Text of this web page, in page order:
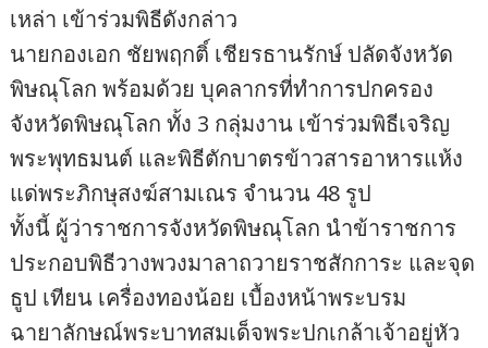
เหล่า เข้าร่วมพิธีดังกล่าว
นายกองเอก ชัยพฤกติ์ เชียรธานรักษ์ ปลัดจังหวัด
พิษณุโลก พร้อมด้วย บุคลากรที่ทำการปกครอง
จังหวัดพิษณุโลก ทั้ง 3 กลุ่มงาน เข้าร่วมพิธีเจริญ
พระพุทธมนต์ และพิธีตักบาตรข้าวสารอาหารแห้ง
แด่พระภิกษุสงฆ์สามเณร จำนวน 48 รูป
ทั้งนี้ ผู้ว่าราชการจังหวัดพิษณุโลก นำข้าราชการ
ประกอบพิธีวางพวงมาลาถวายราชสักการะ และจุด
ธูป เทียน เครื่องทองน้อย เบื้องหน้าพระบรม
ฉายาลักษณ์พระบาทสมเด็จพระปกเกล้าเจ้าอยู่หัว